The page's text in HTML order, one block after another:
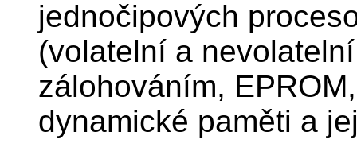
jednočipových
(volatelní a
zálohováním,
dynamické paměti a